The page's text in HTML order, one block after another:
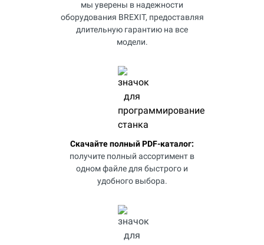
мы уверены в надежности
оборудования BREXIT, предоставляя
длительную гарантию на все
модели.
Скачайте полный PDF-каталог:
получите полный ассортимент в
одном файле для быстрого и
удобного выбора.